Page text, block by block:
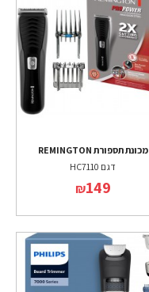
מכונת תספורת REMINGTON
דגם HC7110
₪149